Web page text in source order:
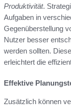
Produktivität.
Aufgaben in
Gegenüberstellung
Nutzer besser
werden sollten.
erleichtert die
Effektive
Zusätzlich können